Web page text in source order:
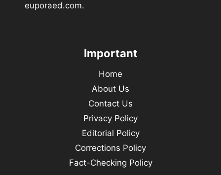
euporaed.com.
Important
Home
About Us
Contact Us
Privacy Policy
Editorial Policy
Corrections Policy
Fact-Checking Policy